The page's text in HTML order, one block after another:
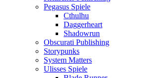
Pegasus Spiele
Cthulhu
Daggerheart
Shadowrun
Obscurati Publishing
Storypunks
System Matters
Ulisses Spiele